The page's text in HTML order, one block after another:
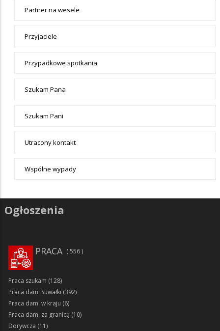
Partner na wesele
Przyjaciele
Przypadkowe spotkania
Szukam Pana
Szukam Pani
Utracony kontakt
Wspólne wypady
Ogłoszenia
PRACA 556
Praca szukam (128)
Praca dam: Suwałki (392)
Praca dam: w kraju (6)
Praca dam: za granicą (10)
Dorywcza (11)